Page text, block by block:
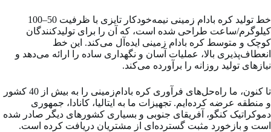
خط تولید کره بادام زمینی نیمه‌خودکار تایزی با ظرفیت 50–100
کیلوگرم/ساعت طراحی شده است، که آن را برای تولیدکنندگان
کوچک و متوسط کره بادام زمینی ایده‌آل می‌کند. این خط
انعطاف‌پذیری بالا، عملیات آسان و نگهداری ساده را ارائه می‌دهد و
نیازهای تولید روزانه را برآورده می‌کند.
تا کنون، ما راه‌حل‌های فرآوری کره بادام‌زمینی را به بیش از 40 کشور
و منطقه عرضه کرده‌ایم. تجهیزات ما به ایتالیا، کانادا، جمهوری
دموکراتیک کنگو، آفریقای جنوبی و بسیاری کشورهای دیگر صادر شده
است و بازخورد مثبت گسترده‌ای از مشتریان دریافت کرده است.